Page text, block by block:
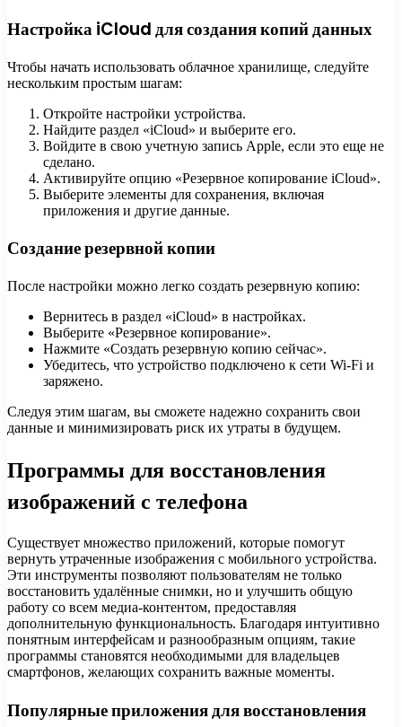
Настройка iCloud для создания копий данных
Чтобы начать использовать облачное хранилище, следуйте
нескольким простым шагам:
Откройте настройки устройства.
Найдите раздел «iCloud» и выберите его.
Войдите в свою учетную запись Apple, если это еще не
сделано.
Активируйте опцию «Резервное копирование iCloud».
Выберите элементы для сохранения, включая
приложения и другие данные.
Создание резервной копии
После настройки можно легко создать резервную копию:
Вернитесь в раздел «iCloud» в настройках.
Выберите «Резервное копирование».
Нажмите «Создать резервную копию сейчас».
Убедитесь, что устройство подключено к сети Wi-Fi и
заряжено.
Следуя этим шагам, вы сможете надежно сохранить свои
данные и минимизировать риск их утраты в будущем.
Программы для восстановления
изображений с телефона
Существует множество приложений, которые помогут
вернуть утраченные изображения с мобильного устройства.
Эти инструменты позволяют пользователям не только
восстановить удалённые снимки, но и улучшить общую
работу со всем медиа-контентом, предоставляя
дополнительную функциональность. Благодаря интуитивно
понятным интерфейсам и разнообразным опциям, такие
программы становятся необходимыми для владельцев
смартфонов, желающих сохранить важные моменты.
Популярные приложения для восстановления